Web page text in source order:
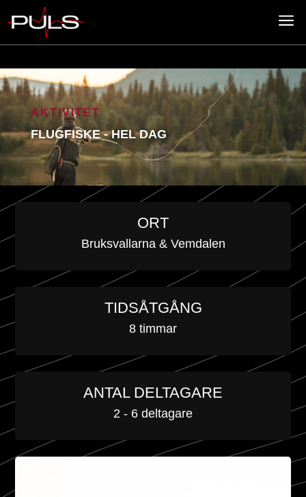
a
AKTIVITET
FLUGFISKE - HEL DAG
ORT
Bruksvallarna & Vemdalen
TIDSÅTGÅNG
8 timmar
ANTAL DELTAGARE
2 - 6 deltagare